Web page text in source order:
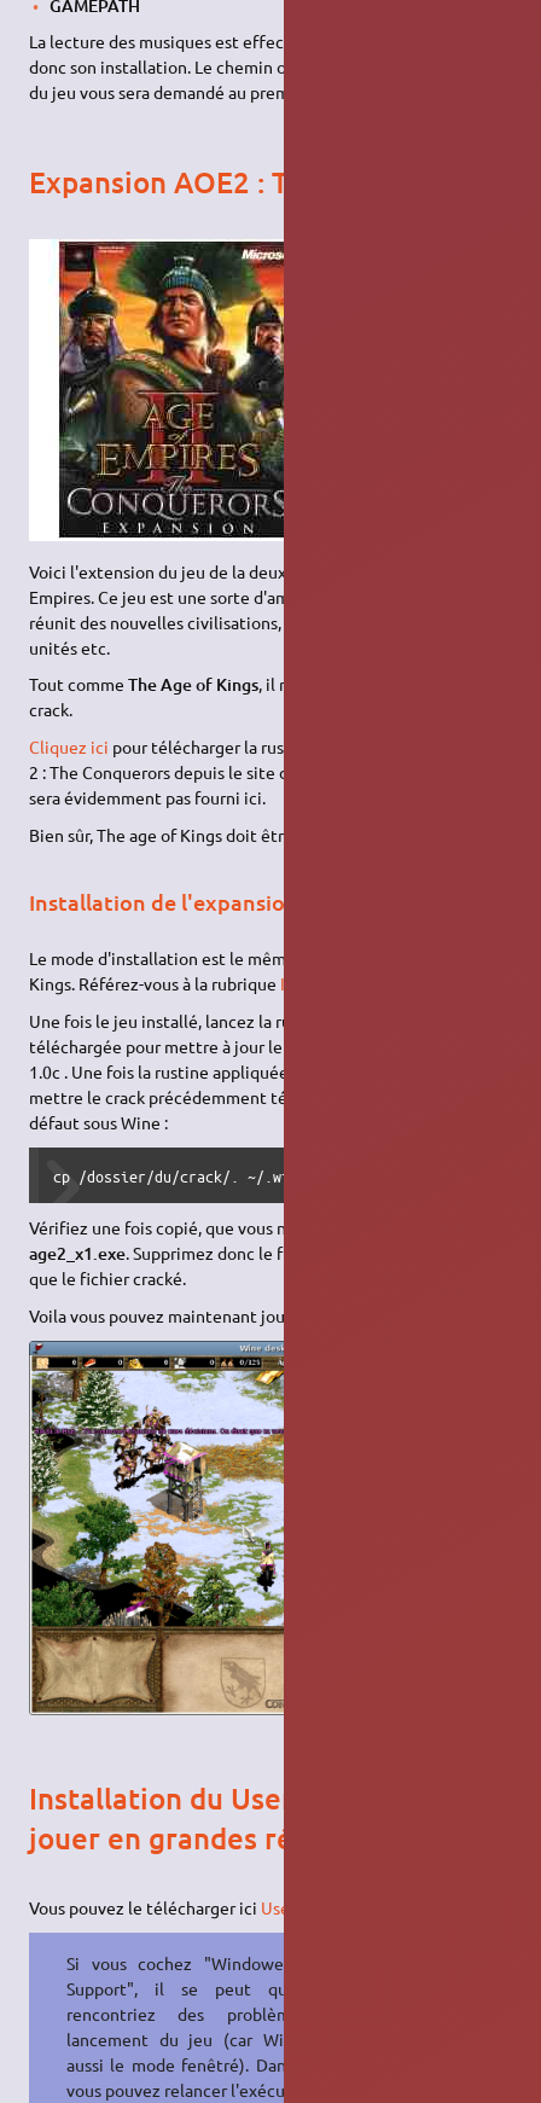
GAMEPATH
La lecture des musiques est effectuée par
donc son installation. Le chemin où sont stockées les musiques
du jeu vous sera demandé au premier lancement.
Expansion AOE2 : The Conquerors
Voici l'extension du jeu de la deuxième série des Age of
Empires. Ce jeu est une sorte d'amélioration au premier. Il
réunit des nouvelles civilisations, de nouvelles technologies,
unités etc.
Tout commeThe Age of Kings, il requiert une rustine et un
crack.
Cliquez ici pour télécharger la rustine 1.0c pour Age of Empires
2 : The Conquerors depuis le site de Microsoft. Le crack ne vous
sera évidemment pas fourni ici.
Bien sûr, The age of Kings doit être installé avant.
Installation de l'expansion
Le mode d'installation est le même que pour AOE2 : The Age of
Kings. Référez-vous à la rubrique Installation
Une fois le jeu installé, lancez la rustine précédemment
téléchargée pour mettre à jour le jeu avec la nouvelle version
1.0c . Une fois la rustine appliquée, il ne vous reste plus qu'à
mettre le crack précédemment téléchargé dans le dossier par
défaut sous Wine :
cp /dossier/du/crack/. ~/.wine/drive_c/Program Files/
Vérifiez une fois copié, que vous n'avez pas deux fichier
age2_x1.exe. Supprimez donc le fichier original pour ne garder
que le fichier cracké.
Voila vous pouvez maintenant jouer tranquillement.
Installation du UserPatch pour
jouer en grandes résolutions
Vous pouvez le télécharger ici UserPatch V1.4
Si vous cochez "Windowed Mode
Support", il se peut que vous
rencontriez des problèmes au
lancement du jeu (car Wine gère
aussi le mode fenêtré). Dans ce cas
vous pouvez relancer l'exécutable du